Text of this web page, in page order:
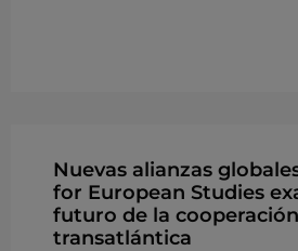
Nuevas alianzas
for European Studies
futuro de la cooperación
transatlántica